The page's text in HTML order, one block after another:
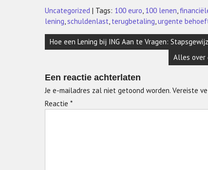
Uncategorized | Tags: 100 euro, 100 lenen,
lening,schuldenlast, terugbetaling,urgente
Berichtnavigatie
Hoe een Lening bij ING Aan te Vragen:
Alles over
Een reactie achterlaten
Je e-mailadres zal niet getoond worden. Vereiste
Reactie *